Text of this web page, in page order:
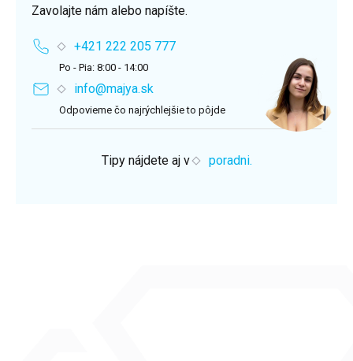
Zavolajte nám alebo napíšte.
+421 222 205 777
Po - Pia: 8:00 - 14:00
info@majya.sk
Odpovieme čo najrýchlejšie to pôjde
Tipy nájdete aj v poradni.